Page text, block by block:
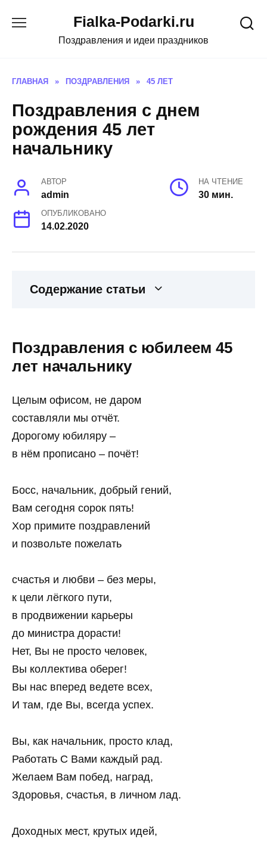
Fialka-Podarki.ru
Поздравления и идеи праздников
ГЛАВНАЯ » ПОЗДРАВЛЕНИЯ » 45 ЛЕТ
Поздравления с днем
рождения 45 лет
начальнику
АВТОР
admin
НА ЧТЕНИЕ
30 мин.
ОПУБЛИКОВАНО
14.02.2020
Содержание статьи
Поздравления с юбилеем 45
лет начальнику
Целым офисом, не даром
составляли мы отчёт.
Дорогому юбиляру –
в нём прописано – почёт!
Босс, начальник, добрый гений,
Вам сегодня сорок пять!
Хор примите поздравлений
и позвольте пожелать
счастья и любви – без меры,
к цели лёгкого пути,
в продвижении карьеры
до министра дорасти!
Нет, Вы не просто человек,
Вы коллектива оберег!
Вы нас вперед ведете всех,
И там, где Вы, всегда успех.
Вы, как начальник, просто клад,
Работать С Вами каждый рад.
Желаем Вам побед, наград,
Здоровья, счастья, в личном лад.
Доходных мест, крутых идей,